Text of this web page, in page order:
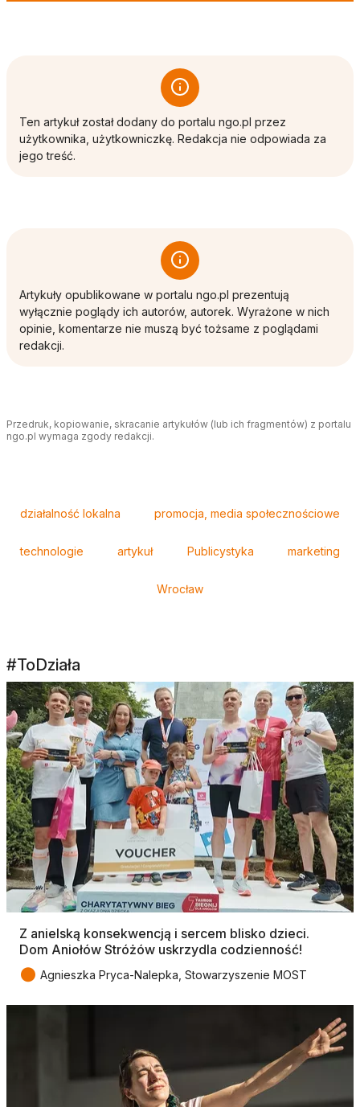
Ten artykuł został dodany do portalu ngo.pl przez
użytkownika, użytkowniczkę. Redakcja nie odpowiada za
jego treść.
Artykuły opublikowane w portalu ngo.pl prezentują
wyłącznie poglądy ich autorów, autorek. Wyrażone w nich
opinie, komentarze nie muszą być tożsame z poglądami
redakcji.
Przedruk, kopiowanie, skracanie artykułów (lub ich fragmentów) z portalu
ngo.pl wymaga zgody redakcji.
działalność lokalna promocja, media społecznościowe
technologie artykuł Publicystyka marketing
Wrocław
#ToDziała
Z anielską konsekwencją i sercem blisko dzieci.
Dom Aniołów Stróżów uskrzydla codzienność!
● Agnieszka Pryca-Nalepka, Stowarzyszenie MOST